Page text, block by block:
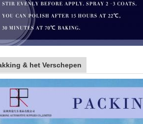
& het Verschepen